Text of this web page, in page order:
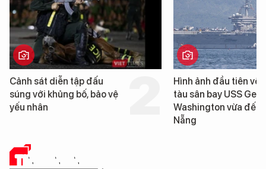
sát diễn tập đấu
khủng bố, bảo vệ
Hình ảnh đầu tiên về siêu
tàu sân bay USS George
Washington vừa đến Đà
TIN CÔNG NGHỆ